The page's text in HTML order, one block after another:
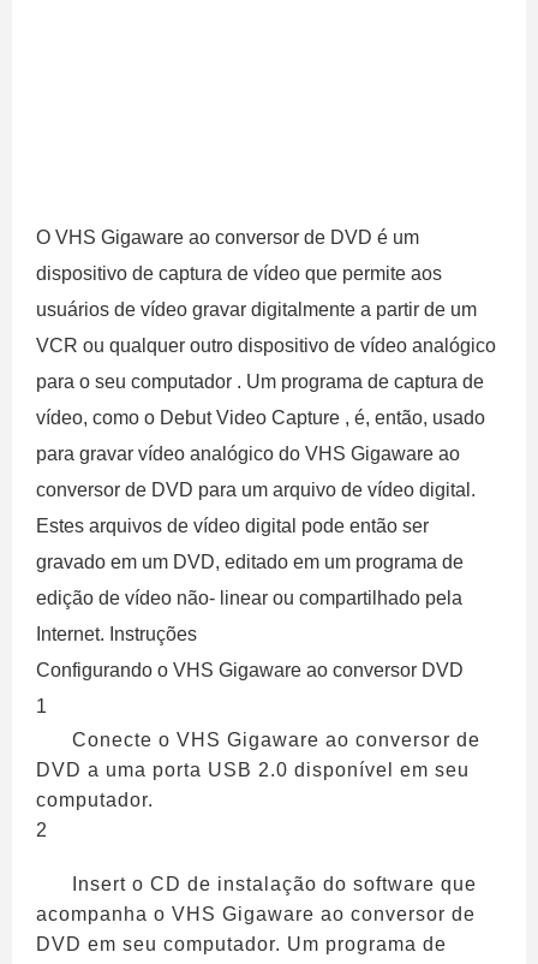
O VHS Gigaware ao conversor de DVD é um
dispositivo de captura de vídeo que permite aos
usuários de vídeo gravar digitalmente a partir de um
VCR ou qualquer outro dispositivo de vídeo analógico
para o seu computador . Um programa de captura de
vídeo, como o Debut Video Capture , é, então, usado
para gravar vídeo analógico do VHS Gigaware ao
conversor de DVD para um arquivo de vídeo digital.
Estes arquivos de vídeo digital pode então ser
gravado em um DVD, editado em um programa de
edição de vídeo não- linear ou compartilhado pela
Internet. Instruções
Configurando o VHS Gigaware ao conversor DVD
1
Conecte o VHS Gigaware ao conversor de
DVD a uma porta USB 2.0 disponível em seu
computador.
2
Insert o CD de instalação do software que
acompanha o VHS Gigaware ao conversor de
DVD em seu computador. Um programa de